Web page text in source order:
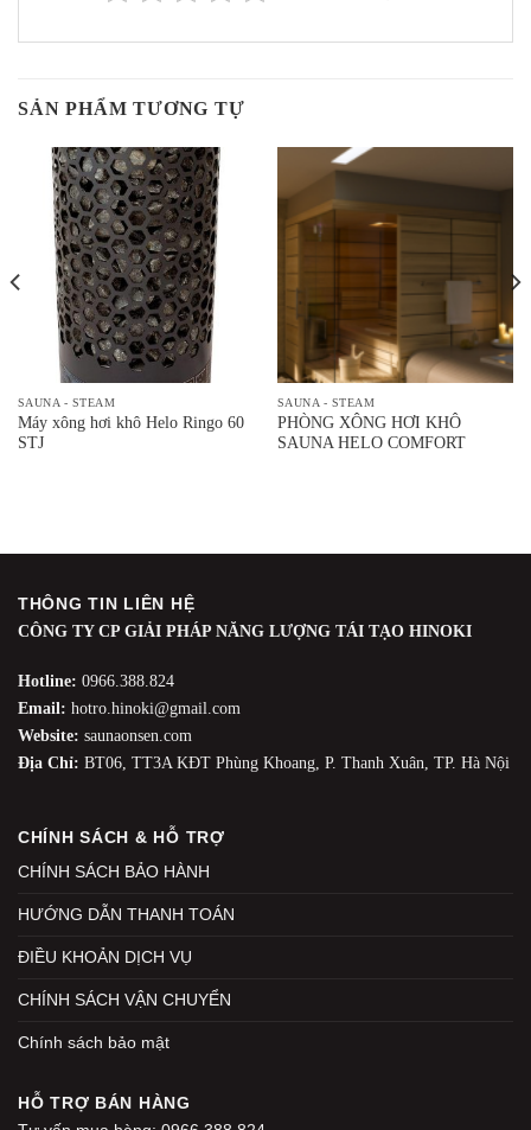
SẢN PHẨM TƯƠNG TỰ
SAUNA - STEAM
Máy xông hơi khô Helo Ringo 60
STJ
SAUNA - STEAM
PHÒNG XÔNG HƠI KHÔ
SAUNA HELO COMFORT
THÔNG TIN LIÊN HỆ
CÔNG TY CP GIẢI PHÁP NĂNG LƯỢNG TÁI TẠO HINOKI
Hotline: 0966.388.824
Email: hotro.hinoki@gmail.com
Website: saunaonsen.com
Địa Chỉ: BT06, TT3A KĐT Phùng Khoang, P. Thanh Xuân, TP. Hà Nội
CHÍNH SÁCH & HỖ TRỢ
CHÍNH SÁCH BẢO HÀNH
HƯỚNG DẪN THANH TOÁN
ĐIỀU KHOẢN DỊCH VỤ
CHÍNH SÁCH VẬN CHUYỂN
Chính sách bảo mật
HỖ TRỢ BÁN HÀNG